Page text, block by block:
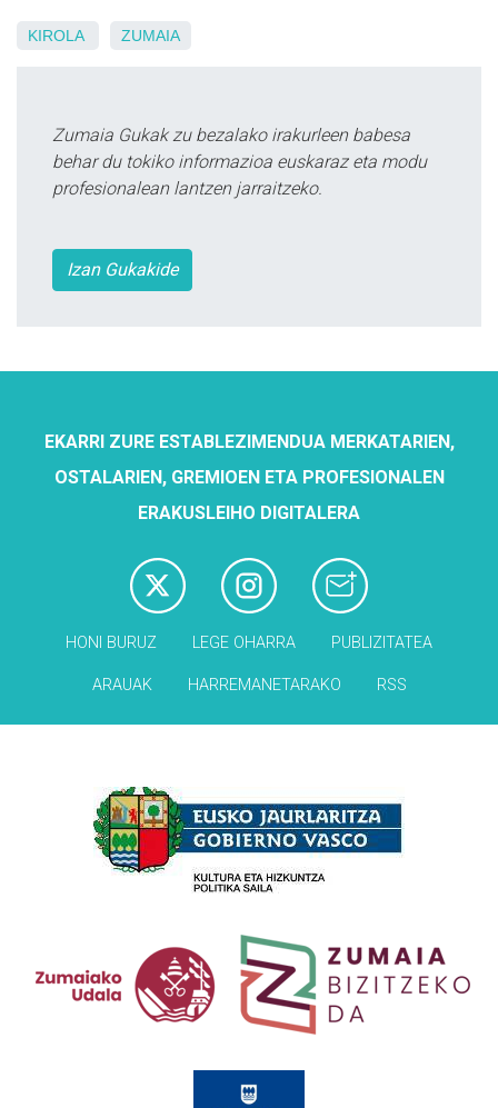
KIROLA ZUMAIA
Zumaia Gukak zu bezalako irakurleen babesa
behar du tokiko informazioa euskaraz eta modu
profesionalean lantzen jarraitzeko.
Izan Gukakide
EKARRI ZURE ESTABLEZIMENDUA MERKATARIEN,
OSTALARIEN, GREMIOEN ETA PROFESIONALEN
ERAKUSLEIHO DIGITALERA
HONI BURUZ LEGE OHARRA PUBLIZITATEA
ARAUAK HARREMANETARAKO RSS